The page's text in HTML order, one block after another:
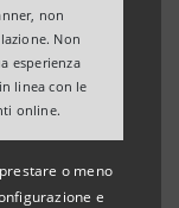
non
Non
esperienza
linea con le
online.
o meno
e
di analisi dei
soluzioni di
del